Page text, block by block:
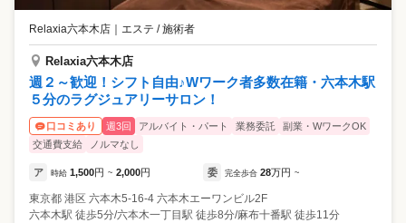
Relaxia六本木店 エステ / 施術者
Relaxia六本木店
週２～歓迎！シフト自由♪Wワーク者多数在籍・六本木駅
５分のラグジュアリーサロン！
口コミあり 週3回 アルバイト・パート 業務委託
副業・WワークOK
交通費支給
ノルマなし
ア 時給 1,500円 ~ 2,000円 委 完全歩合 28万円 ~
東京都 港区 六本木5-16-4 六本木エーワンビル2F
六本木駅 徒歩5分/六本木一丁目駅 徒歩8分/麻布十番駅 徒歩11分